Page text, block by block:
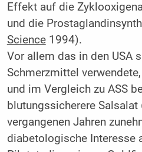
Effekt auf die
und die
Science1994).
Vor allem das in den USA
Schmerzmittel
und im Vergleich zu ASS
blutungssicherere
vergangenen Jahren
diabetologische Interesse